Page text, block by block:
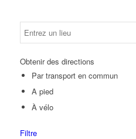
Obtenir des directions
Par transport en commun
A pied
À vélo
Filtre